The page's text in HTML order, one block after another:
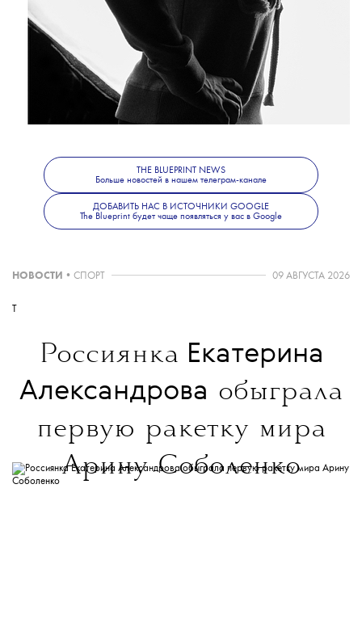
Вчера на неделе мужской моды в Париже бренд Loewe
показал коллекцию осень-зима 2018/19 в виде презентации.
Вместе с ней бренд представил лукбук новой коллекции,
который снял американский фотограф Дуэйн Майклс.
Задумкой креативного директора Loewe Джонатана
Андерсона стало шоу фокусников: на фото модели достают
THE BLUEPRINT NEWS
Больше новостей в нашем телеграм-канале
ДОБАВИТЬ НАС В ИСТОЧНИКИ GOOGLE
The Blueprint будет чаще появляться у вас в Google
НОВОСТИ • СПОРТ 09 АВГУСТА 2026
T
Россиянка Екатерина
Александрова обыграла
первую ракетку мира
Арину Соболенко